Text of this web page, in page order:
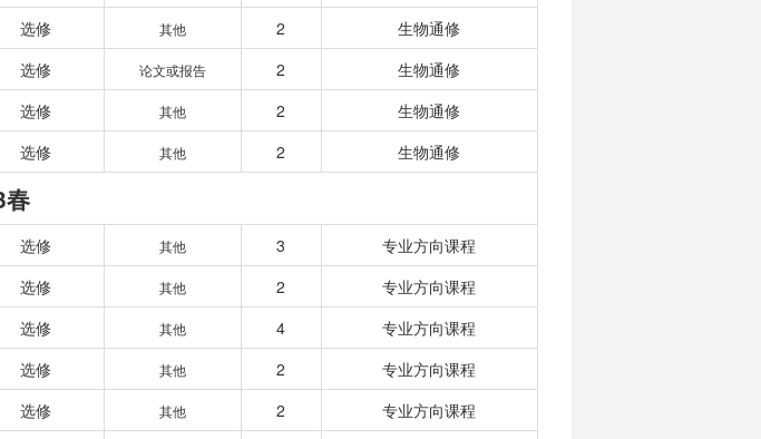
选修 其他 2
生物通修
选修 论文或报告 2
生物通修
选修 其他 2
生物通修
选修 其他 2 生物通修
春
选修 其他 3
专业方向课程
选修 其他 2
专业方向课程
选修 其他 4
专业方向课程
选修 其他 2
专业方向课程
选修 其他 2
专业方向课程